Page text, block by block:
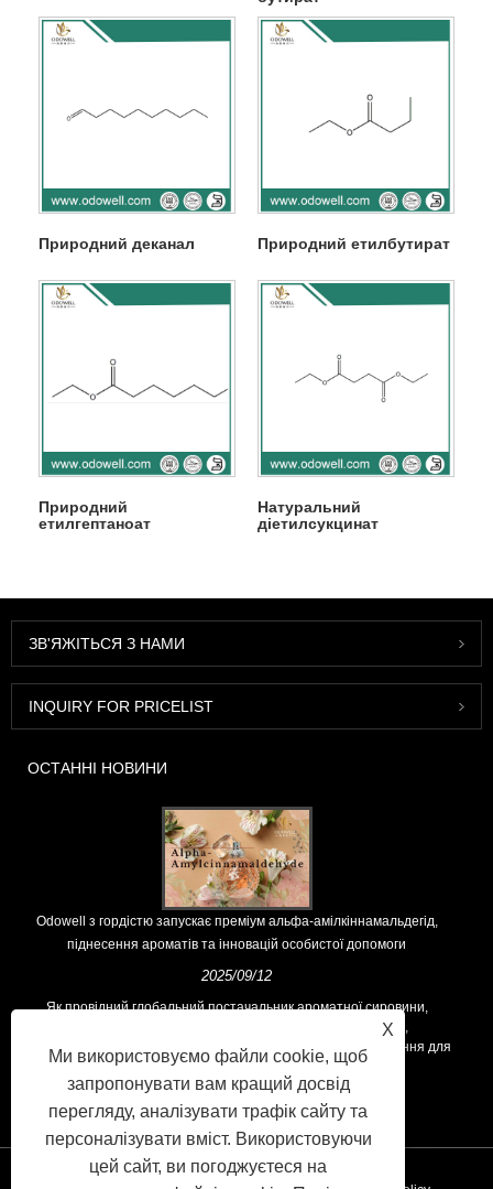
Природний деканал Природний етилбутират
Природний
етилгептаноат
Натуральний
діетилсукцинат
ЗВ'ЯЖІТЬСЯ З НАМИ
INQUIRY FOR PRICELIST
ОСТАННІ НОВИНИ
Odowell з гордістю запускає преміум альфа-амілкіннамальдегід,
піднесення ароматів та інновацій особистої допомоги
2025/09/12
Як провідний глобальний постачальник ароматної сировини,
Odowell підтримує основну філософію "інноваційними,
орієнтованими на якість", послідовно пропонуючи вищі рішення для
ароматів у всьому світі.
X
Ми використовуємо файли cookie, щоб
запропонувати вам кращий досвід
перегляду, аналізувати трафік сайту та
персоналізувати вміст. Використовуючи
цей сайт, ви погоджуєтеся на